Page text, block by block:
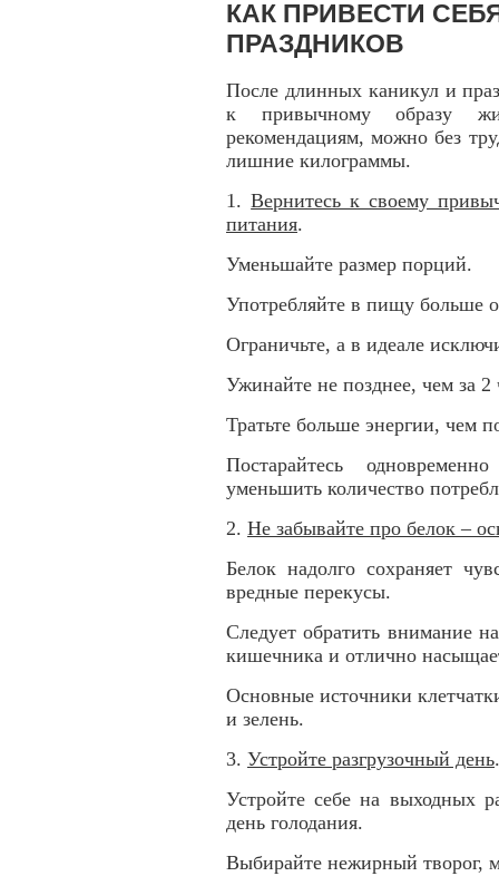
КАК ПРИВЕСТИ
ПРАЗДНИКОВ
После длинных каникул и
к привычному образу
рекомендациям, можно без
лишние килограммы.
1.Вернитесь к своему
питания.
Уменьшайте размер порций.
Употребляйте в пищу больше
Ограничьте, а в идеале
Ужинайте не позднее, чем за 2
Тратьте больше энергии, чем
Постарайтесь
уменьшить количество
2. Не забывайте про белок –
Белок надолго сохраняет
вредные перекусы.
Следует обратить внимание
кишечника и отлично
Основные источники
и зелень.
3. Устройте разгрузочный день.
Устройте себе на выходных
день голодания.
Выбирайте нежирный творог,